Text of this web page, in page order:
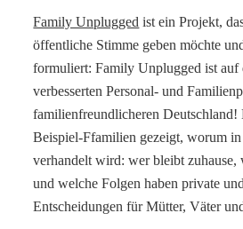
Family Unplugged ist ein Projekt,
öffentliche Stimme geben möchte
formuliert: Family Unplugged ist auf
verbesserten Personal- und
familienfreundlicheren
Beispiel-Ffamilien gezeigt, worum
verhandelt wird: wer bleibt
und welche Folgen haben private
Entscheidungen für Mütter, Väter